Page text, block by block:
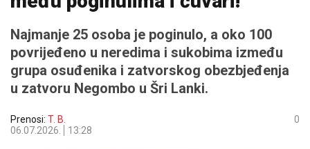
Najmanje 25 osoba je poginulo, a oko 100
povrijeđeno u neredima i sukobima između
grupa osuđenika i zatvorskog obezbjeđenja
u zatvoru Negombo u Šri Lanki.
Prenosi: T. B.
06.07.2026.
13:28
0